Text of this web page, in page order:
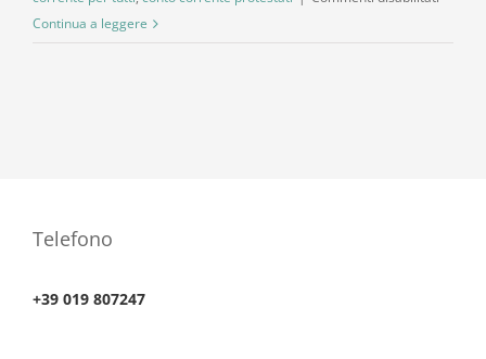
Continua a leggere
Telefono
+39 019 807247